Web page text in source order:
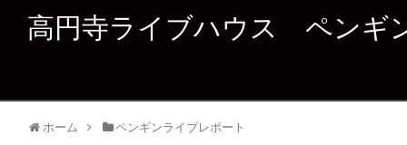
高円寺ライブハウス ペンギ
ホーム ペンギンライブレポート